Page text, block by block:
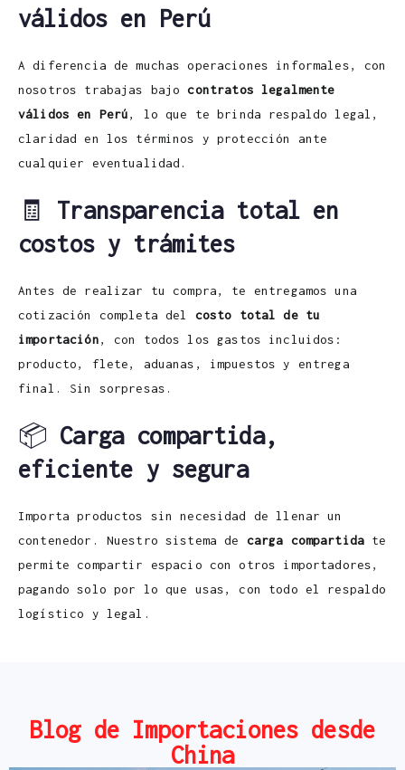
válidos en Perú
A diferencia de muchas operaciones informales, con
nosotros trabajas bajocontratos legalmente
válidos en Perú, lo que te brinda respaldo legal,
claridad en los términos y protección ante
cualquier eventualidad.
🧾 Transparencia total en
costos y trámites
Antes de realizar tu compra, te entregamos una
cotización completa del costo total de tu
importación, con todos los gastos incluidos:
producto, flete, aduanas, impuestos y entrega
final. Sin sorpresas.
📦 Carga compartida,
eficiente y segura
Importa productos sin necesidad de llenar un
contenedor. Nuestro sistema de carga compartida te
permite compartir espacio con otros importadores,
pagando solo por lo que usas, con todo el respaldo
logístico y legal.
Blog de Importaciones desde
China